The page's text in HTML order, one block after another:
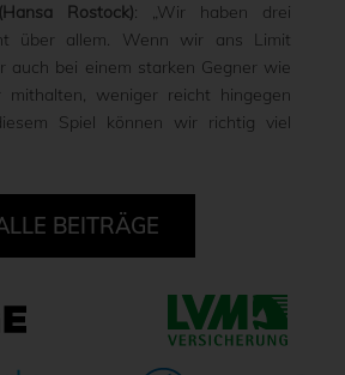
Rostock): „Wir haben drei
über allem. Wenn wir ans Limit
auch bei einem starken Gegner wie
mithalten, weniger reicht hingegen
Spiel können wir richtig viel
BEITRÄGE